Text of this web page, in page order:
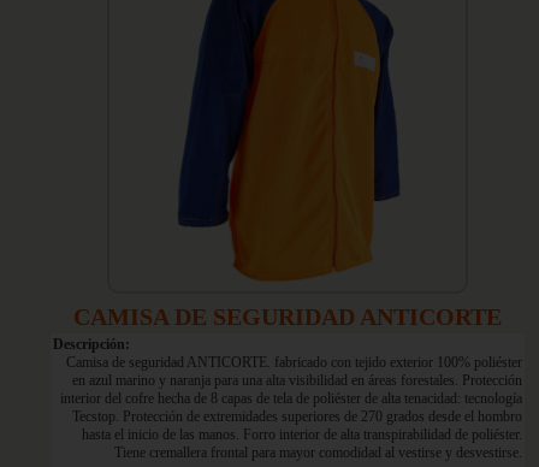
CAMISA DE SEGURIDAD ANTICORTE
Descripción:
Camisa de seguridad ANTICORTE. fabricado con tejido exterior 100% poliéster
en azul marino y naranja para una alta visibilidad en áreas forestales. Protección
interior del cofre hecha de 8 capas de tela de poliéster de alta tenacidad: tecnología
Tecstop. Protección de extremidades superiores de 270 grados desde el hombro
hasta el inicio de las manos. Forro interior de alta transpirabilidad de poliéster.
Tiene cremallera frontal para mayor comodidad al vestirse y desvestirse.